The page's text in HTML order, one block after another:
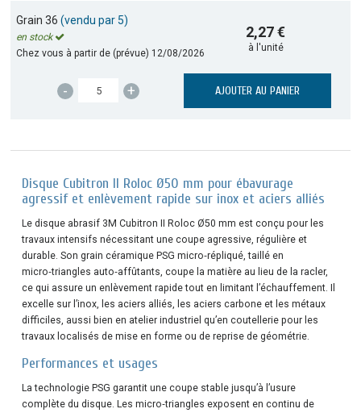
Grain 36(vendu par 5)
en stock
Chez vous à partir de (prévue) 12/08/2026
2,27 €
à l'unité
- + AJOUTER AU PANIER
Disque Cubitron II Roloc Ø50 mm pour ébavurage
agressif et enlèvement rapide sur inox et aciers alliés
Le disque abrasif 3M Cubitron II Roloc Ø50 mm est conçu pour les
travaux intensifs nécessitant une coupe agressive, régulière et
durable. Son grain céramique PSG micro‑répliqué, taillé en
micro‑triangles auto‑affûtants, coupe la matière au lieu de la racler,
ce qui assure un enlèvement rapide tout en limitant l’échauffement. Il
excelle sur l’inox, les aciers alliés, les aciers carbone et les métaux
difficiles, aussi bien en atelier industriel qu’en coutellerie pour les
travaux localisés de mise en forme ou de reprise de géométrie.
Performances et usages
La technologie PSG garantit une coupe stable jusqu’à l’usure
complète du disque. Les micro‑triangles exposent en continu de